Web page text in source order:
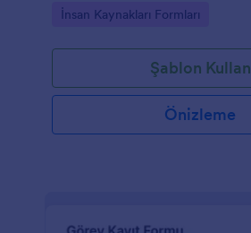
Go to Category:
İnsan Kaynakları Formları
Şablon Kullan
Önizleme